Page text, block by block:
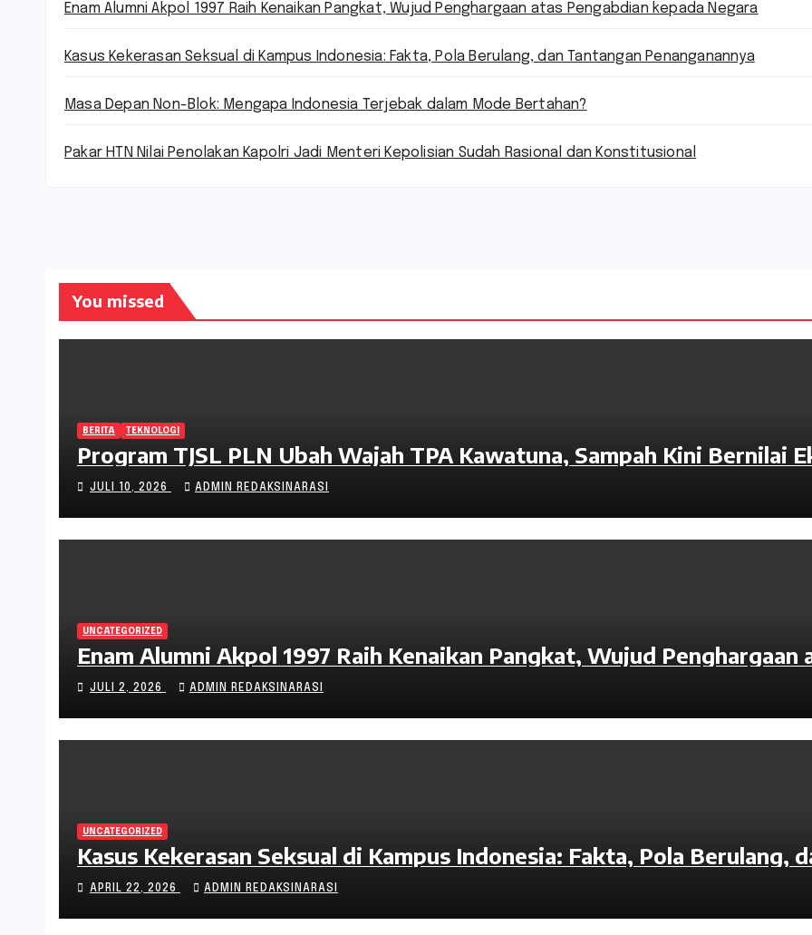
Enam Alumni Akpol 1997 Raih Kenaikan Pangkat, Wujud Penghargaan atas Pengabdian kepada Negara
Kasus Kekerasan Seksual di Kampus Indonesia: Fakta, Pola Berulang, dan Tantangan Penanganannya
Masa Depan Non-Blok: Mengapa Indonesia Terjebak dalam Mode Bertahan?
Pakar HTN Nilai Penolakan Kapolri Jadi Menteri Kepolisian Sudah Rasional dan Konstitusional
You missed
BERITA TEKNOLOGI
Program TJSL PLN Ubah Wajah TPA Kawatuna, Sampah Kini Bernilai
JULI 10, 2026 ADMIN REDAKSINARASI
UNCATEGORIZED
Enam Alumni Akpol 1997 Raih Kenaikan Pangkat, Wujud
JULI 2, 2026 ADMIN REDAKSINARASI
UNCATEGORIZED
Kasus Kekerasan Seksual di Kampus Indonesia: Fakta, Pola Berulang,
APRIL 22, 2026 ADMIN REDAKSINARASI